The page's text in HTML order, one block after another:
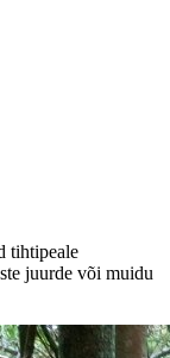
tihtipeale
juurde või muidu